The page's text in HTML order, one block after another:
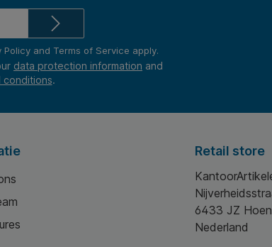
Policyand Terms of Service apply.
data protection information and
conditions.
Retail store
6433 JZ
Nederland